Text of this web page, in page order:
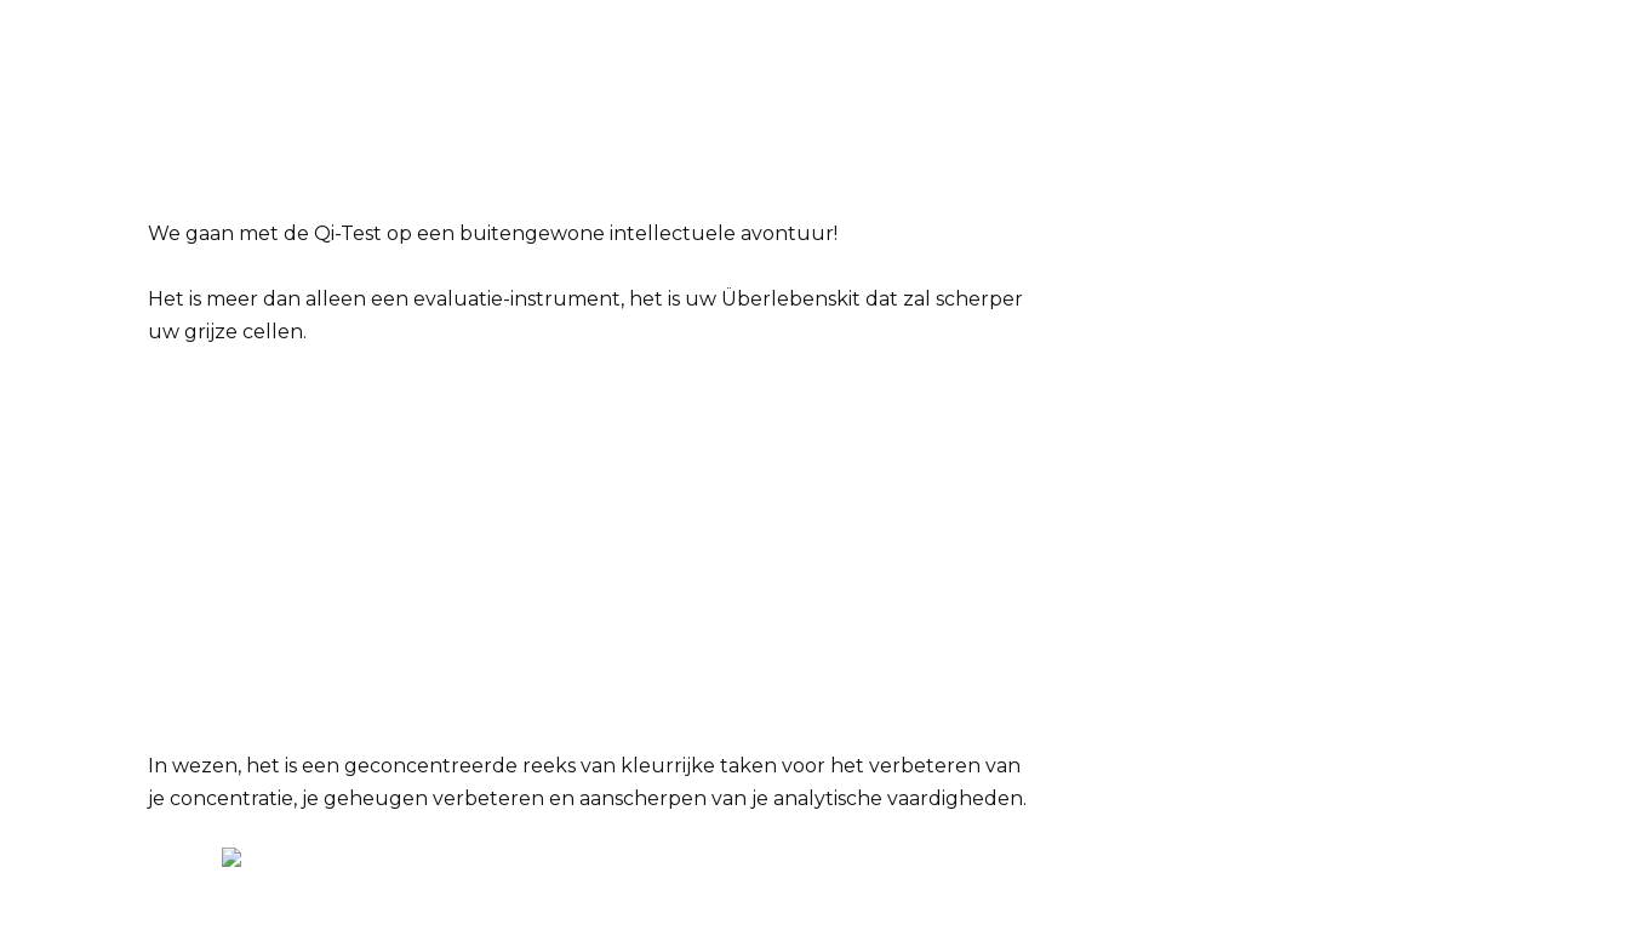
We gaan met de Qi-Test op een buitengewone intellectuele avontuur!
Het is meer dan alleen een evaluatie-instrument, het is uw Überlebenskit dat zal scherper
uw grijze cellen.
In wezen, het is een geconcentreerde reeks van kleurrijke taken voor het verbeteren van
je concentratie, je geheugen verbeteren en aanscherpen van je analytische vaardigheden.